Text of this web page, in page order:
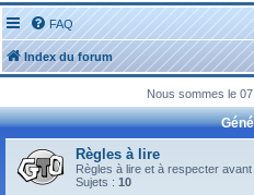
FAQ
Index du forum
Nous sommes le
Règles à lire
Règles à lire et à respecter
Sujets : 10